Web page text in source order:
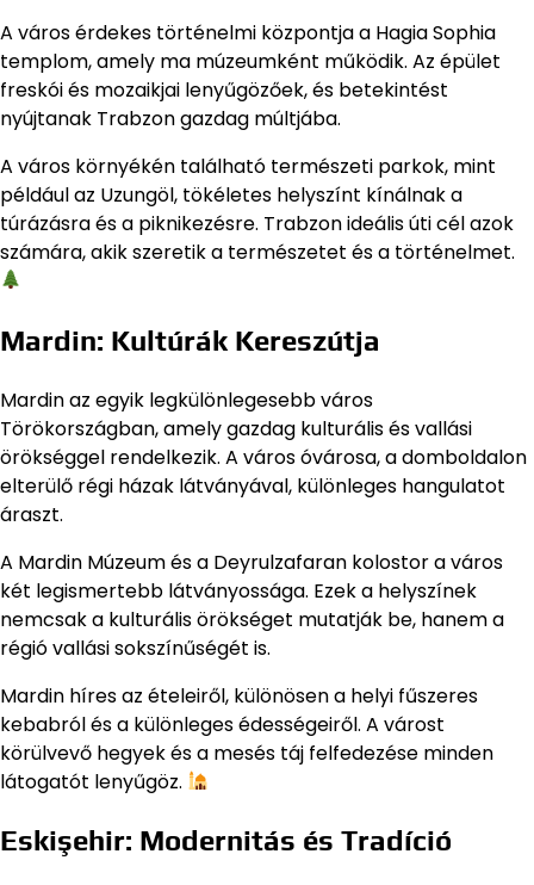
A város érdekes történelmi központja a Hagia Sophia
templom, amely ma múzeumként működik. Az épület
freskói és mozaikjai lenyűgözőek, és betekintést
nyújtanak Trabzon gazdag múltjába.
A város környékén található természeti parkok, mint
például az Uzungöl, tökéletes helyszínt kínálnak a
túrázásra és a piknikezésre. Trabzon ideális úti cél azok
számára, akik szeretik a természetet és a történelmet.
Mardin: Kultúrák Kereszútja
Mardin az egyik legkülönlegesebb város
Törökországban, amely gazdag kulturális és vallási
örökséggel rendelkezik. A város óvárosa, a domboldalon
elterülő régi házak látványával, különleges hangulatot
áraszt.
A Mardin Múzeum és a Deyrulzafaran kolostor a város
két legismertebb látványossága. Ezek a helyszínek
nemcsak a kulturális örökséget mutatják be, hanem a
régió vallási sokszínűségét is.
Mardin híres az ételeiről, különösen a helyi fűszeres
kebabról és a különleges édességeiről. A várost
körülvevő hegyek és a mesés táj felfedezése minden
látogatót lenyűgöz.
Eskişehir: Modernitás és Tradíció